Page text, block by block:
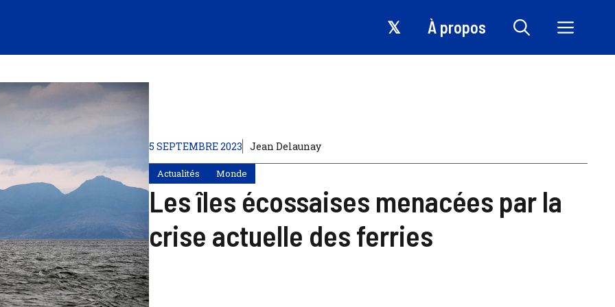
𝕏 À propos
5 SEPTEMBRE 2023 Jean Delaunay
Actualités Monde
Les îles écossaises menacées par la
crise actuelle des ferries